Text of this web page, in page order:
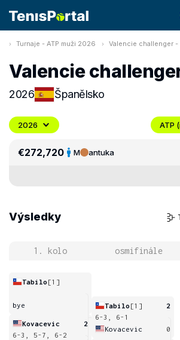
Turnaje - ATP muži 2026 Valencie challenger -
Valencie
2026 Španělsko
2026 ATP
€272,720 M antuka
Výsledky
1. kolo osmifinále
Tabilo [1]
bye
Kovacevic
2
6-3, 5-7, 6-2
Tabilo [1]
2
6-3, 6-1
Kovacevic
0